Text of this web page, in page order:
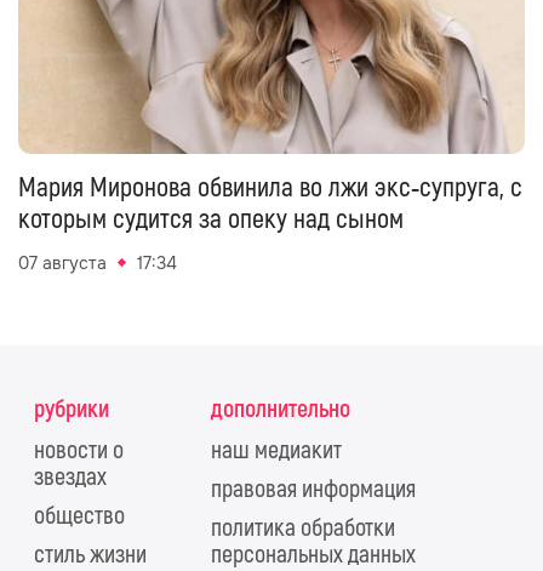
Мария Миронова обвинила во лжи экс‑супруга, с
которым судится за опеку над сыном
07 августа 17:34
рубрики
новости о
звездах
общество
стиль жизни
дополнительно
наш медиакит
правовая информация
политика обработки
персональных данных